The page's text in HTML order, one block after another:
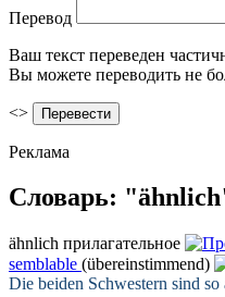
Перевод
Ваш текст переведен
Вы можете переводить не
<>
Реклама
Словарь:
ähnlich прилагательное
semblable (übereinstimmend)
Die beiden Schwestern sind so